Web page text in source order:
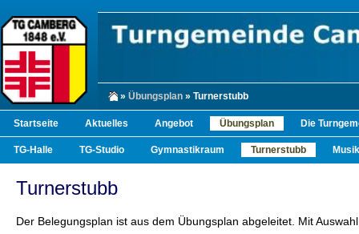
» Übungsplan » Turnerstubb
Startseite Aktuelles Angebot Übungsplan Die
TG-Halle TG-Studio Gymnastikraum Turnerstubb
Turnerstubb
Der Belegungsplan ist aus dem Übungsplan abgeleitet. Mit
8:00